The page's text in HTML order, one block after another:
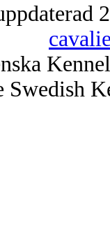
Swedish